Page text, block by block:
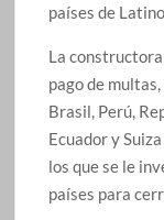
países de
La
pago de
Brasil, Perú,
Ecuador y
los que se le
países para